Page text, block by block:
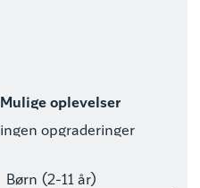
Mulige oplevelser
ingen opgraderinger
Børn (2-11 år)